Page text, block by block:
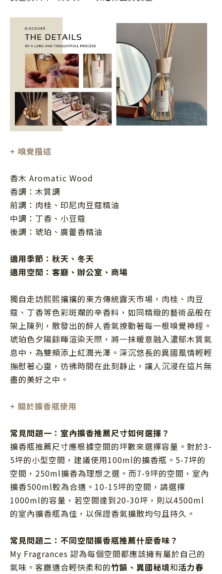
+ 嗅覺描述
香木 Aromatic Wood
香調：木質調
前調：肉桂、印尼肉豆蔻精油
中調：丁香、小豆蔻
後調：琥珀、廣藿香精油
適用季節：秋天、冬天
適用空間： 客廳、辦公室、 商場
獨自走訪熙熙攘攘的東方傳統露天市場，肉桂、肉豆
蔻、丁香等色彩斑斕的辛香料，如同精緻的藝術品般在
架上陳列，散發出的醉人香氣撩動著每一根嗅覺神經。
琥珀色夕陽餘暉渲染天際，將一抹暖意融入濃郁木質氣
息中，為雙頰添上紅潤光澤。深沉悠長的異國風情輕輕
撫慰著心靈，彷彿時間在此刻靜止，讓人沉浸在這片無
盡的美好之中。
+ 關於擴香瓶使用
常見問題一：室內擴香推薦尺寸如何選擇？
擴香瓶推薦尺寸應根據空間的坪數來選擇容量。對於3-
5坪的小型空間，建議使用100ml的擴香瓶。5-7坪的
空間，250ml擴香為理想之選。而7-9坪的空間，室內
擴香500ml較為合適。10-15坪的空間，請選擇
1000ml的容量，若空間達到20-30坪，則以4500ml
的室內擴香瓶為佳，以保證香氣擴散均勻且持久。
常見問題二：不同空間擴香瓶推薦什麼香味？
My Fragrances 認為每個空間都應該擁有屬於自己的
氣味。客廳適合輕快柔和的竹韻、異國秘境和活力春